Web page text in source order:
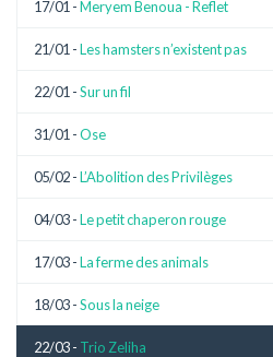
17/01 -Meryem Benoua - Reflet
21/01 -Les hamsters n’existent pas
22/01 -Sur un fil
31/01 -Ose
05/02 -L’Abolition des Privilèges
04/03 -Le petit chaperon rouge
17/03 -La ferme des animals
18/03 -Sous la neige
22/03 - Trio Zeliha